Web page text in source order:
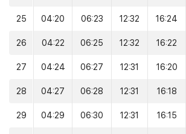
25 04:20 06:23 12:32 16:24
26 04:22 06:25 12:32 16:22
27 04:24 06:27 12:31 16:20
28 04:27 06:28 12:31 16:18
29 04:29 06:30 12:31 16:15